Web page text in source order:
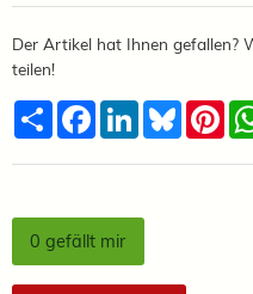
Der Artikel hat Ihnen gefallen?
teilen!
TeilenFacebook
LinkedInBluesky
0 gefällt mir